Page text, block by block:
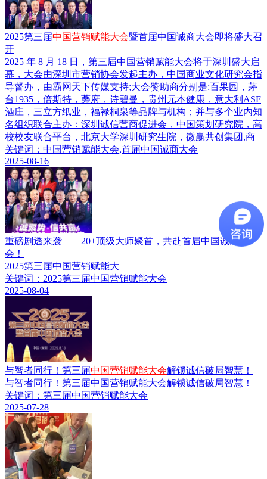
2025第三届中国营销赋能大会暨首届中国诚商大会即将盛大召
开
2025 年 8 月 18 日，第三届中国营销赋能大会将于深圳盛大启
幕，大会由深圳市营销协会发起主办，中国商业文化研究会指
导督办，由霸网天下传媒支持;大会赞助商分别是:百果园，茅
台1935，倍斯特，蒡府，诗碧曼，贵州元本健康，意大利ASF
酒庄，三立方纸业，福禄桐泉等品牌与机构；并与多个业内知
名组织联合主办：深圳诚信营商促进会，中国策划研究院，高
校校友联合平台，北京大学深圳研究生院，微赢共创集团,商
关键词：中国营销赋能大会,首届中国诚商大会
2025-08-16
重磅剧透来袭——20+顶级大师聚首，共赴首届中国诚商大
会！
2025第三届中国营销赋能大
关键词：2025第三届中国营销赋能大会
2025-08-04
与智者同行！第三届中国营销赋能大会解锁诚信破局智慧！
与智者同行！第三届中国营销赋能大会解锁诚信破局智慧！
关键词：第三届中国营销赋能大会
2025-07-28